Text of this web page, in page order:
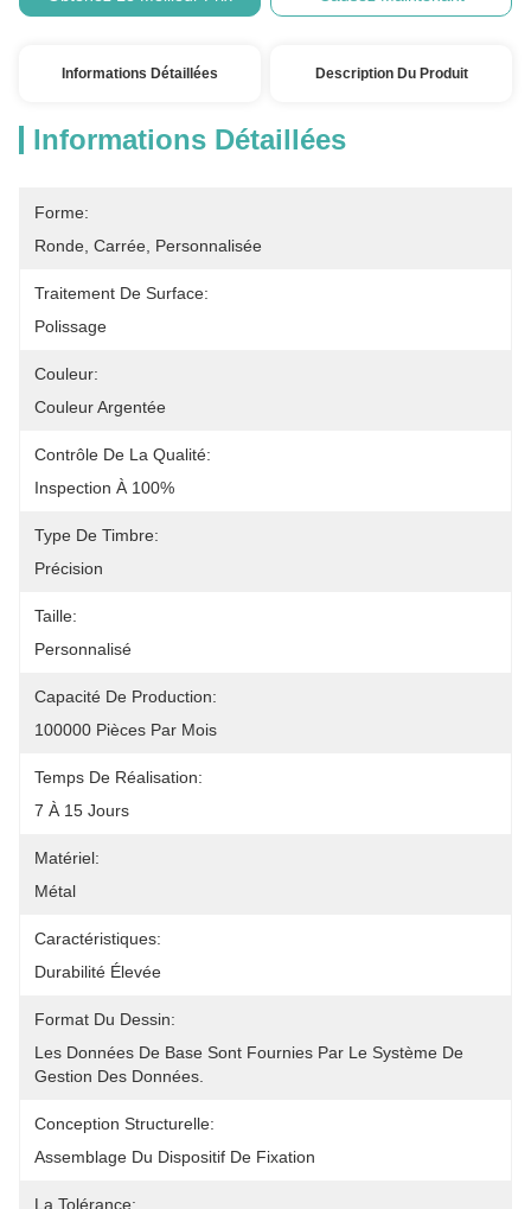
Informations Détaillées Description Du Produit
Informations Détaillées
Forme:
Ronde, Carrée, Personnalisée
Traitement De Surface:
Polissage
Couleur:
Couleur Argentée
Contrôle De La Qualité:
Inspection À 100%
Type De Timbre:
Précision
Taille:
Personnalisé
Capacité De Production:
100000 Pièces Par Mois
Temps De Réalisation:
7 À 15 Jours
Matériel:
Métal
Caractéristiques:
Durabilité Élevée
Format Du Dessin:
Les Données De Base Sont Fournies Par Le Système De
Gestion Des Données.
Conception Structurelle:
Assemblage Du Dispositif De Fixation
La Tolérance: